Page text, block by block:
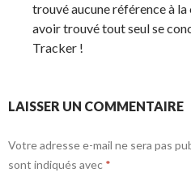
trouvé aucune référence à la
avoir trouvé tout seul se
Tracker !
LAISSER UN COMMENTAIRE
Votre adresse e-mail ne sera pas
sont indiqués avec *